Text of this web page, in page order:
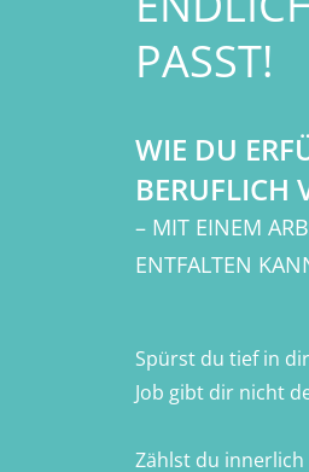
PASST!
WIE DU
BERUFLICH
– MIT EINEM
ENTFALTEN
Spürst du tief in
Job gibt dir nicht
Zählst du